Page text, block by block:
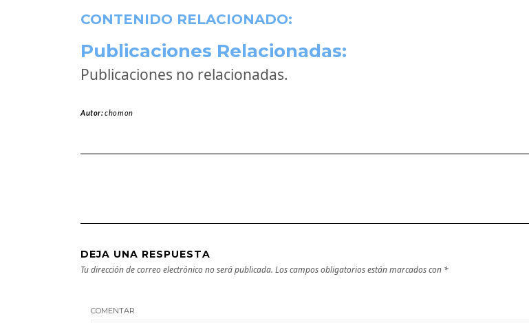
CONTENIDO RELACIONADO:
Publicaciones Relacionadas:
Publicaciones no relacionadas.
Autor:chomon
DEJA UNA RESPUESTA
Tu dirección de correo electrónico no será publicada. Los campos obligatorios están marcados con *
COMENTAR